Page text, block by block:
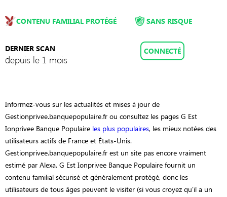
CONTENU FAMILIAL PROTÉGÉ
DERNIER SCAN
depuis le 1 mois
SANS RISQUE
CONNECTÉ
Informez-vous sur les actualités et mises à jour de
Gestionprivee.banquepopulaire.fr ou consultez les pages G Est
Ionprivee Banque Populaire les plus populaires, les mieux notées des
utilisateurs actifs de France et États-Unis.
Gestionprivee.banquepopulaire.fr est un site pas encore vraiment
estimé par Alexa. G Est Ionprivee Banque Populaire fournit un
contenu familial sécurisé et généralement protégé, donc les
utilisateurs de tous âges peuvent le visiter (si vous croyez qu'il a un